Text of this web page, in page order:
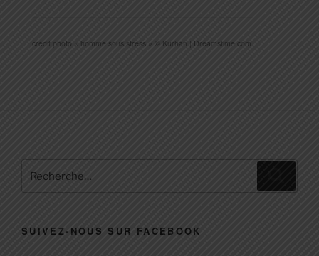
crédit photo « homme sous stress » © Kurhan Dreamstime.com
pour
SUIVEZ-NOUS SUR FACEBOOK